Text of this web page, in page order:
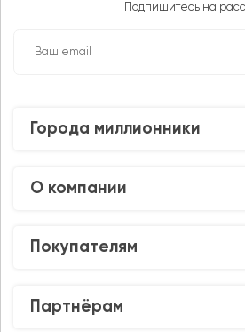
Подпишитесь на
Города миллионники
О компании
Покупателям
Партнёрам